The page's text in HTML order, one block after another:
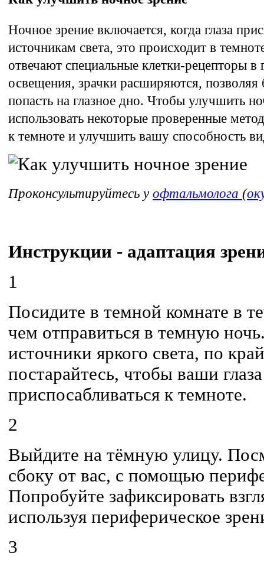
Ночное зрение включается, когда глаза
источникам света, это происходит в
отвечают специальные клетки-рецепторы
освещения, зрачки расширяются, позволяя
попасть на глазное дно. Чтобы улучшить
использовать некоторые проверенные
к темноте и улучшить вашу способность
Проконсультируйтесь уофтальмолога (
Инструкции - адаптация
1
Посидите в темной комнате в
чем отправиться в темную
источники яркого света, по
постарайтесь, чтобы ваши
приспосабливаться к темноте.
2
Выйдите на тёмную улицу.
сбоку от вас, с помощью
Попробуйте зафиксировать
используя периферическое
3